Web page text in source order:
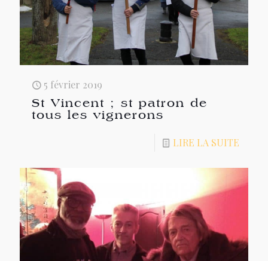
5 février 2019
St Vincent ; st patron de
tous les vignerons
LIRE LA SUITE